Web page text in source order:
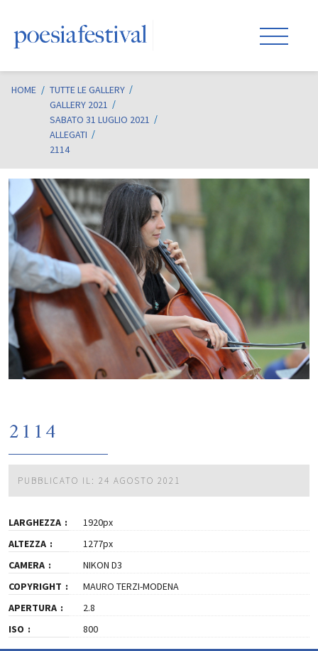
HOME / TUTTE LE GALLERY
GALLERY 2021
SABATO 31 LUGLIO 2021
ALLEGATI
2114
2114
PUBBLICATO IL: 24 AGOSTO 2021
LARGHEZZA
1920px
ALTEZZA
1277px
CAMERA
NIKON D3
COPYRIGHT
MAURO TERZI-MODENA
APERTURA
2.8
ISO
800